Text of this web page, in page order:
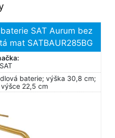
SAT Aurum bez
mat SATBAUR285BG
SAT
baterie; výška 30,8 cm;
22,5 cm